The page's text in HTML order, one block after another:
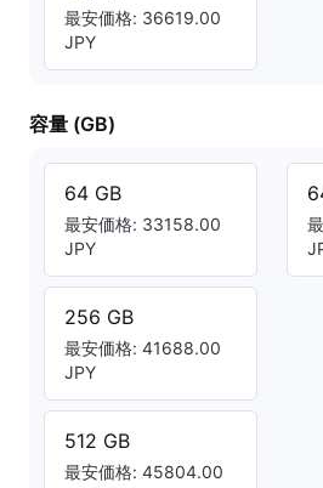
最安価格: 36619.00
JPY
容量 (GB)
64 GB
最安価格: 33158.00
JPY
256 GB
最安価格: 41688.00
JPY
512 GB
最安価格: 45804.00